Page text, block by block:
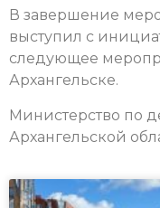
В завершение
выступил с
следующее
Архангельске.
Министерство по
Архангельской